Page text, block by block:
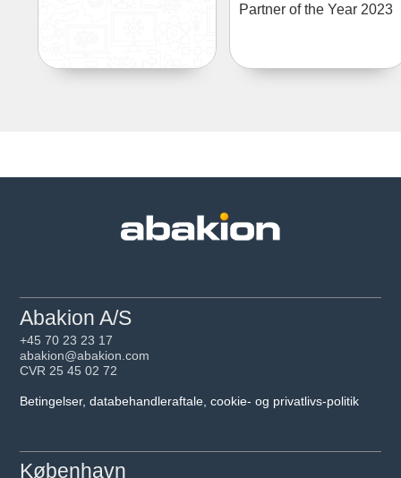
Partner of the Year 2023
Abakion A/S
+45 70 23 23 17
abakion@abakion.com
CVR 25 45 02 72
Betingelser, databehandleraftale, cookie- og privatlivs-politik
København